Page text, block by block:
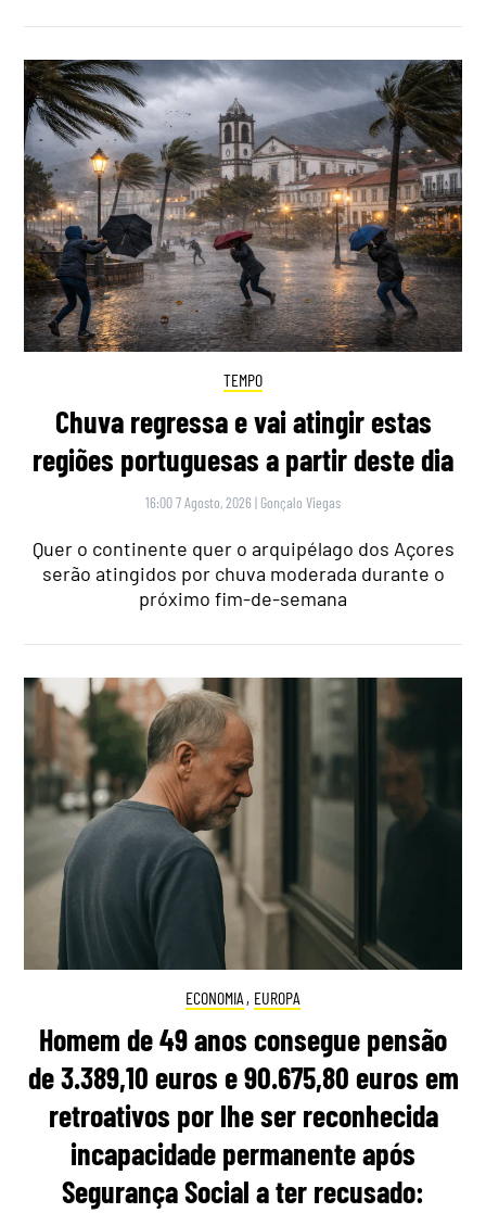
TEMPO
Chuva regressa e vai atingir estas
regiões portuguesas a partir deste dia
16:00 7 Agosto, 2026 | Gonçalo Viegas
Quer o continente quer o arquipélago dos Açores
serão atingidos por chuva moderada durante o
próximo fim-de-semana
ECONOMIA , EUROPA
Homem de 49 anos consegue pensão
de 3.389,10 euros e 90.675,80 euros em
retroativos por lhe ser reconhecida
incapacidade permanente após
Segurança Social a ter recusado: